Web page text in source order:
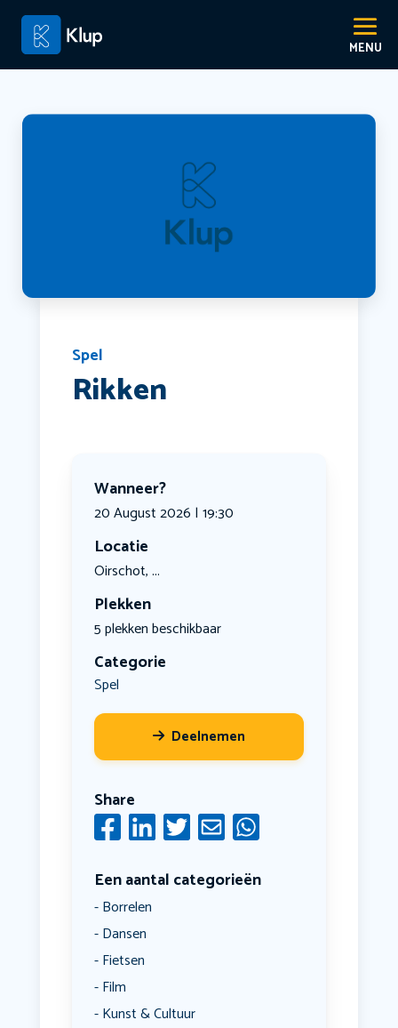
Spel
Rikken
Wanneer?
20 August 2026 | 19:30
Locatie
Oirschot, ...
Plekken
5 plekken beschikbaar
Categorie
Spel
Deelnemen
Share
Een aantal categorieën
Borrelen
Dansen
Fietsen
Film
Kunst & Cultuur